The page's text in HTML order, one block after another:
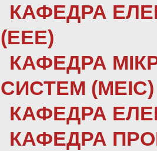
КАФЕДРА
(ЕЕЕ)
КАФЕДРА
СИСТЕМ (МЕІС)
КАФЕДРА
КАФЕДРА